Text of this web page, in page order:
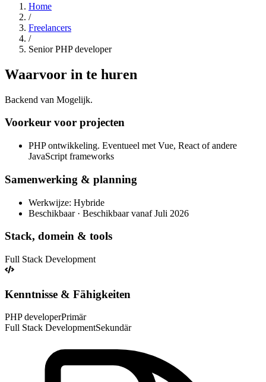
Home
/
Freelancers
/
Senior PHP developer
Waarvoor in te huren
Backend van Mogelijk.
Voorkeur voor projecten
PHP ontwikkeling. Eventueel met Vue, React of andere
JavaScript frameworks
Samenwerking & planning
Werkwijze: Hybride
Beschikbaar · Beschikbaar vanaf Juli 2026
Stack, domein & tools
Full Stack Development
Kenntnisse & Fähigkeiten
PHP developerPrimär
Full Stack DevelopmentSekundär